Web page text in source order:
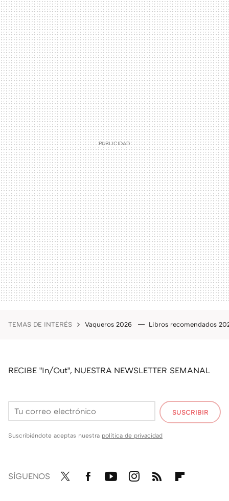
TEMAS DE INTERÉS Vaqueros 2026 Libros recomendados
RECIBE "In/Out", NUESTRA NEWSLETTER SEMANAL
SUSCRIBIR
Suscribiéndote aceptas nuestra política de privacidad
SÍGUENOS